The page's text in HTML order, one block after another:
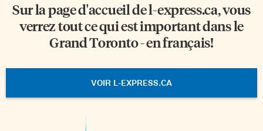
Sur la page d'accueil del-express.ca, vous
verrez tout ce qui est important dans le
Grand Toronto - en français!
VOIR L-EXPRESS.CA